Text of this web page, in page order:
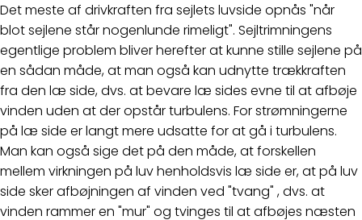
Det meste af drivkraften fra sejlets luvside opnås "når
blot sejlene står nogenlunde rimeligt". Sejltrimningens
egentlige problem bliver herefter at kunne stille sejlene på
en sådan måde, at man også kan udnytte trækkraften
fra den læ side, dvs. at bevare læ sides evne til at afbøje
vinden uden at der opstår turbulens. For strømningerne
på læ side er langt mere udsatte for at gå i turbulens.
Man kan også sige det på den måde, at forskellen
mellem virkningen på luv henholdsvis læ side er, at på luv
side sker afbøjningen af vinden ved "tvang" , dvs. at
vinden rammer en "mur" og tvinges til at afbøjes næsten